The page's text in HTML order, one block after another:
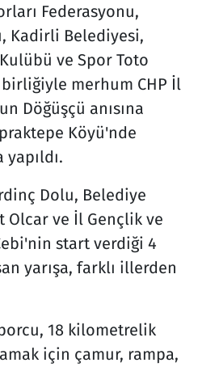
Federasyonu,
Kadirli Belediyesi,
ve Spor Toto
birliğiyle merhum CHP İl
Döğüşçü anısına
Köyü'nde
Dolu, Belediye
Olcar ve İl Gençlik ve
start verdiği 4
yarışa, farklı illerden
18 kilometrelik
için çamur, rampa,